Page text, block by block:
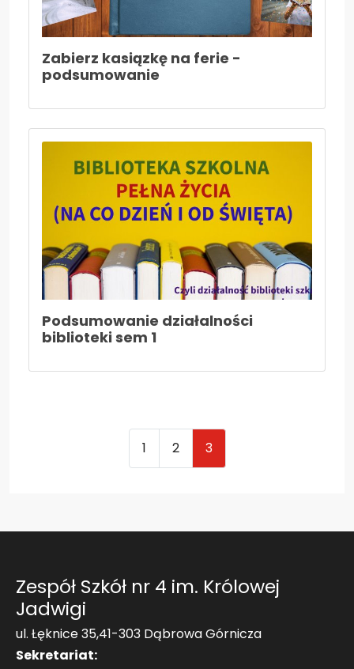
Zabierz kasiązkę na ferie -
podsumowanie
Podsumowanie działalności
biblioteki sem 1
1 2 3
Zespół Szkół nr 4 im. Królowej
Jadwigi
ul. Łęknice 35,41-303 Dąbrowa Górnicza
Sekretariat: